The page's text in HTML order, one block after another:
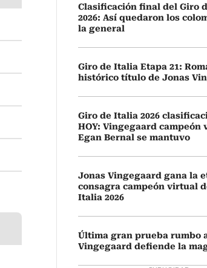
Clasificación final del Giro
2026: Así quedaron los
la general
Giro de Italia Etapa 21:
histórico título de Jonas
Giro de Italia 2026
HOY: Vingegaard campeón
Egan Bernal se mantuvo
Jonas Vingegaard gana la
consagra campeón virtual
Italia 2026
Última gran prueba rumbo
Vingegaard defiende la